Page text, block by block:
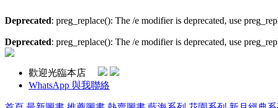
Deprecated: preg_replace(): The /e modifier is deprecated, use
Deprecated: preg_replace(): The /e modifier is deprecated, use
歡迎光臨本店
WhatsApp 與我聯絡